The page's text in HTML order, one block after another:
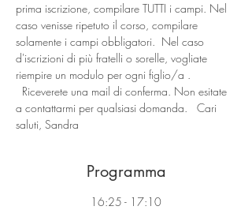
prima iscrizione, compilare TUTTI i campi. Nel
caso venisse ripetuto il corso, compilare
solamente i campi obbligatori.  Nel caso
d'iscrizioni di più fratelli o sorelle, vogliate
riempire un modulo per ogni figlio/a .
Riceverete una mail di conferma. Non esitate
a contattarmi per qualsiasi domanda.   Cari
saluti, Sandra
Programma
16:25 - 17:10